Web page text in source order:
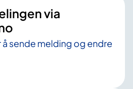
via
å sende melding og endre